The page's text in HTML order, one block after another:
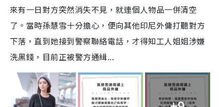
來有一日對方突然消失不見，就連個人物品一併清空
了。當時孫慧雪十分擔心，便向其他印尼外傭打聽對方
下落，直到她接到警察聯絡電話，才得知工人姐姐涉嫌
洗黑錢，目前正被警方通緝...